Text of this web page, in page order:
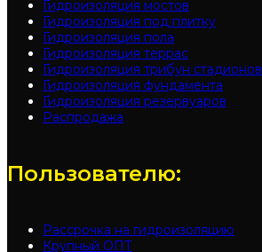
Гидроизоляция мостов
Гидроизоляция под плитку
Гидроизоляция пола
Гидроизоляция террас
Гидроизоляция трибун стадионов
Гидроизоляция фундамента
Гидроизоляция резервуаров
Распродажа
Пользователю:
Рассрочка на гидроизоляцию
Крупный ОПТ